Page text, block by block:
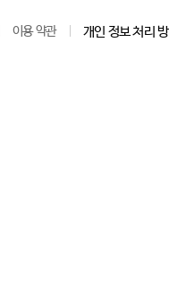
이용 약관 개인 정보 처리